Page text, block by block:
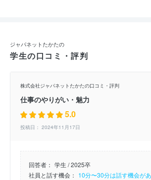
ジャパネットたかたの
学生の口コミ・評判
株式会社ジャパネットたかたの口コミ・評判
仕事のやりがい・魅力
5.0
投稿日： 2024年11月17日
回答者： 学生 / 2025卒
社員と話す機会： 10分〜30分は話す機会が